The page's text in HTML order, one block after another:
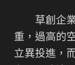
草創企
重，過高的
立異投進，